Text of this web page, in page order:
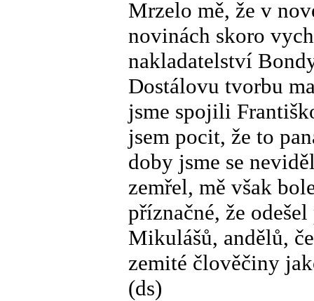
Mrzelo mě, že v
novinách skoro
nakladatelství
Dostálovu tvorbu
jsme spojili
jsem pocit, že to
doby jsme se
zemřel, mě však
příznačné, že
Mikulášů, andělů,
zemité člověčiny
(ds)